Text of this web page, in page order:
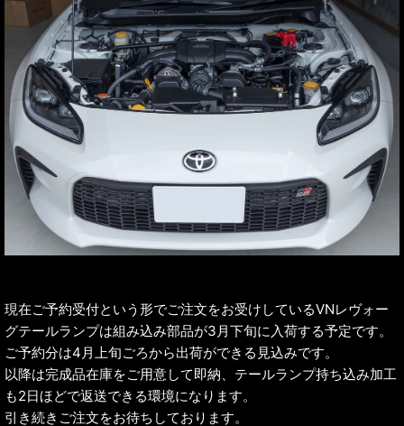
現在ご予約受付という形でご注文をお受けしているVNレヴォー
グテールランプは組み込み部品が3月下旬に入荷する予定です。
ご予約分は4月上旬ごろから出荷ができる見込みです。
以降は完成品在庫をご用意して即納、テールランプ持ち込み加工
も2日ほどで返送できる環境になります。
引き続きご注文をお待ちしております。